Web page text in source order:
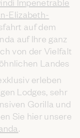
Elizabeth-
auf dem
auf Ihre ganz
von der Vielfalt
Landes
erleben
Lodges, sehr
Gorilla und
Sie hier unsere
.